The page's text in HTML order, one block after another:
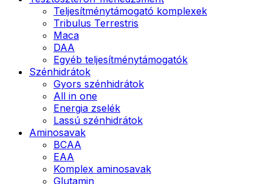
Teljesítménytámogató komplexek
Tribulus Terrestris
Maca
DAA
Egyéb teljesítménytámogatók
Szénhidrátok
Gyors szénhidrátok
All in one
Energia zselék
Lassú szénhidrátok
Aminosavak
BCAA
EAA
Komplex aminosavak
Glutamin